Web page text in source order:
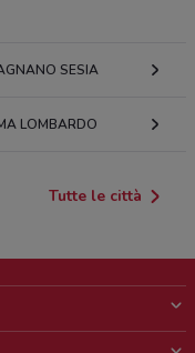
SESIA
LOMBARDO
Tutte le città